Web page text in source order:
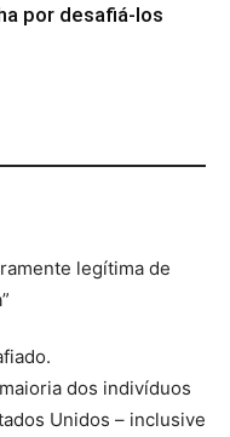
por desafiá-los
legítima de
dos indivíduos
Unidos – inclusive